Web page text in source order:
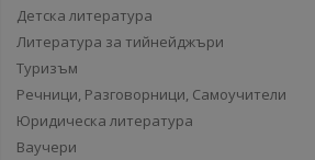
Детска литература
Литература за тийнейджъри
Туризъм
Речници, Разговорници, Самоучители
Юридическа литература
Ваучери